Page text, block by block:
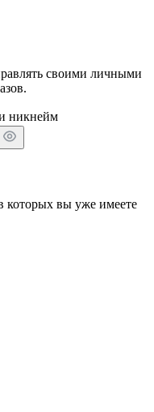
своими личными
никнейм
которых вы уже имеете